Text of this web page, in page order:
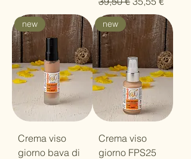
new
Crema viso
giorno bava di
new
Crema viso
giorno FPS25